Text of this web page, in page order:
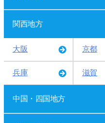
関西地方
大阪 京都
兵庫 滋賀
中国・四国地方